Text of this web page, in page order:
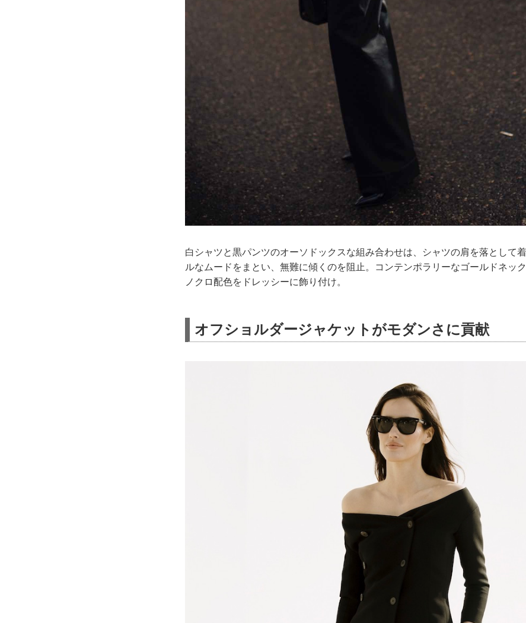
白シャツと黒パンツのオーソドックスな組み合わせは、シャツの肩を落として
ルなムードをまとい、無難に傾くのを阻止。コンテンポラリーなゴールドネッ
ノクロ配色をドレッシーに飾り付け。
オフショルダージャケットがモダンさに貢献